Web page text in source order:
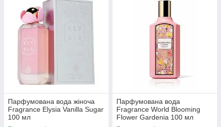
Парфумована вода жіноча
Fragrance Elysia Vanilla Sugar
100 мл
Парфумована вода
Fragrance World Blooming
Flower Gardenia 100 мл